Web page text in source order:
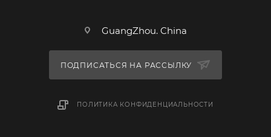
GuangZhou. China
ПОДПИСАТЬСЯ НА РАССЫЛКУ
ПОЛИТИКА КОНФИДЕНЦИАЛЬНОСТИ